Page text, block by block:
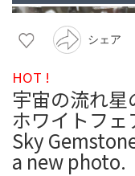
シェア
HOT !
宇宙の流れ星
ホワイトフェ
Sky
a new photo.